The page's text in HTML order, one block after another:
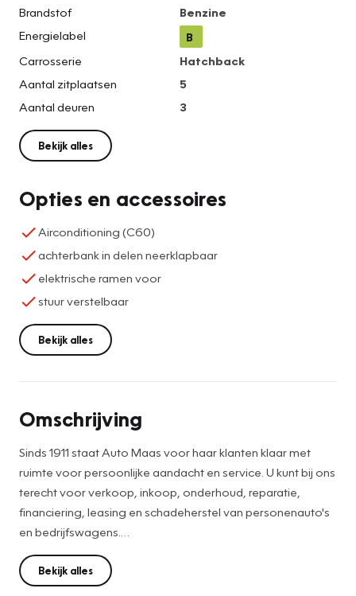
Brandstof
Benzine
Energielabel
B
Carrosserie
Hatchback
Aantal zitplaatsen
5
Aantal deuren
3
Bekijk alles
Opties en accessoires
Airconditioning (C60)
achterbank in delen neerklapbaar
elektrische ramen voor
stuur verstelbaar
Bekijk alles
Omschrijving
Sinds 1911 staat Auto Maas voor haar klanten klaar met
ruimte voor persoonlijke aandacht en service. U kunt bij ons
terecht voor verkoop, inkoop, onderhoud, reparatie,
financiering, leasing en schadeherstel van personenauto's
en bedrijfswagens.
Wij zijn aangesloten bij Vakgarage, officieel BOVAG dealer
en RDW Erkend.
Vraag direct uw inruilwaarde, offerte of proefrit aan!
Bekijk alles